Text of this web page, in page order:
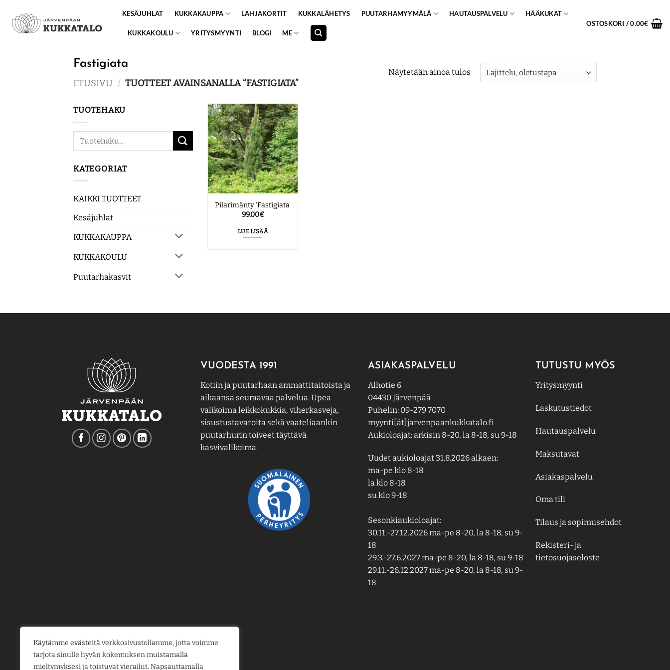
Käytämme evästeitä verkkosivustollamme, jotta voimme
tarjota sinulle hyvän kokemuksen muistamalla
mieltymyksesi ja toistuvat vierailut. Napsauttamalla
content
KESÄJUHLAT KUKKAKAUPPA LAHJAKORTIT KUKKALÄHETYS PUUTARHAMYYMÄLÄ HAUTAUSPALVELU HÄÄKUKAT
KUKKAKOULU YRITYSMYYNTI BLOGI ME
OSTOSKORI /0.00€
Fastigiata
ETUSIVU / TUOTTEET AVAINSANALLA “FASTIGIATA”
Näytetään ainoa tulos
TUOTEHAKU
Etsi:
KATEGORIAT
KAIKKI TUOTTEET
Kesäjuhlat
KUKKAKAUPPA
KUKKAKOULU
Puutarhakasvit
Pilarimänty ‘Fastigiata’
99.00€
LUE LISÄÄ
VUODESTA 1991
Kotiin ja puutarhaan ammattitaitoista ja
aikaansa seuraavaa palvelua. Upea
valikoima leikkokukkia, viherkasveja,
sisustustavaroita sekä vaateliaankin
puutarhurin toiveet täyttävä
kasvivalikoima.
ASIAKASPALVELU
Alhotie 6
04430 Järvenpää
Puhelin: 09-279 7070
myynti[ät]jarvenpaankukkatalo.fi
Aukioloajat: arkisin 8-20, la 8-18, su 9-18
Uudet aukioloajat 31.8.2026 alkaen:
ma-pe klo 8-18
la klo 8-18
su klo 9-18
Sesonkiaukioloajat:
30.11.-27.12.2026 ma-pe 8-20, la 8-18, su 9-
18
29.3.-27.6.2027 ma-pe 8-20, la 8-18, su 9-18
29.11.-26.12.2027 ma-pe 8-20, la 8-18, su 9-
18
TUTUSTU MYÖS
Yritysmyynti
Laskutustiedot
Hautauspalvelu
Maksutavat
Asiakaspalvelu
Oma tili
Tilaus ja sopimusehdot
Rekisteri- ja
tietosuojaseloste